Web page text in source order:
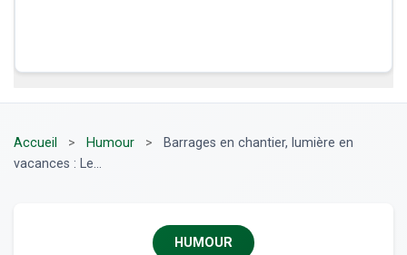
Accueil > Humour >
Barrages en chantier, lumière en
vacances : Le...
HUMOUR